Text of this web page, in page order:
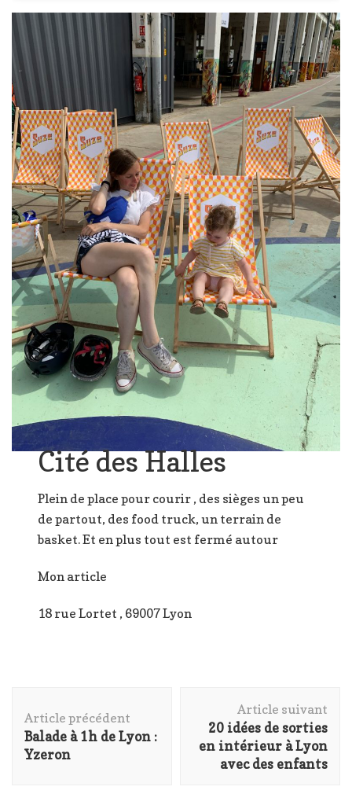
Cité des Halles
Plein de place pour courir , des sièges un peu
de partout, des food truck, un terrain de
basket. Et en plus tout est fermé autour
Mon article
18 rue Lortet , 69007 Lyon
d'article
Article précédent
Balade à 1h de Lyon :
Yzeron
Article suivant
20 idées de sorties
en intérieur à Lyon
avec des enfants